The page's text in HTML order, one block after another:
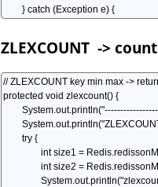
ZLEXCOUNT -> count